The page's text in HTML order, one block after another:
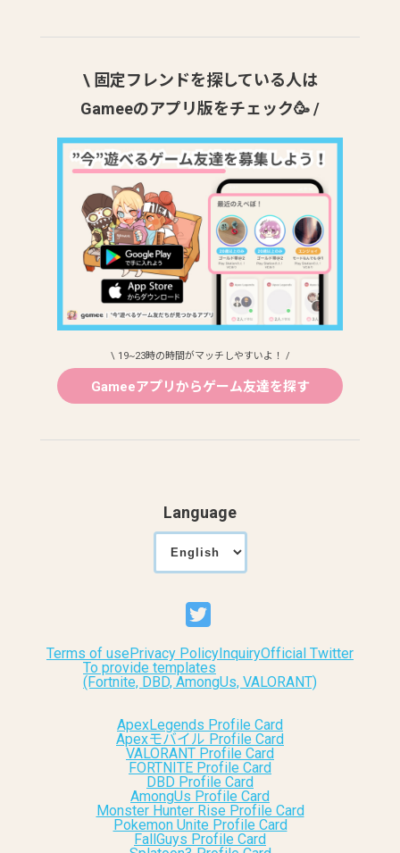
\ 固定フレンドを探している人は
Gameeのアプリ版をチェック🥳 /
\ 19~23時の時間がマッチしやすいよ！ /
Gameeアプリからゲーム友達を探す
Language
Terms of usePrivacy Policy InquiryOfficial Twitter
To provide templates
(Fortnite, DBD, AmongUs, VALORANT)
ApexLegends Profile Card
Apexモバイル Profile Card
VALORANT Profile Card
FORTNITE Profile Card
DBD Profile Card
AmongUs Profile Card
Monster Hunter Rise Profile Card
Pokemon Unite Profile Card
FallGuys Profile Card